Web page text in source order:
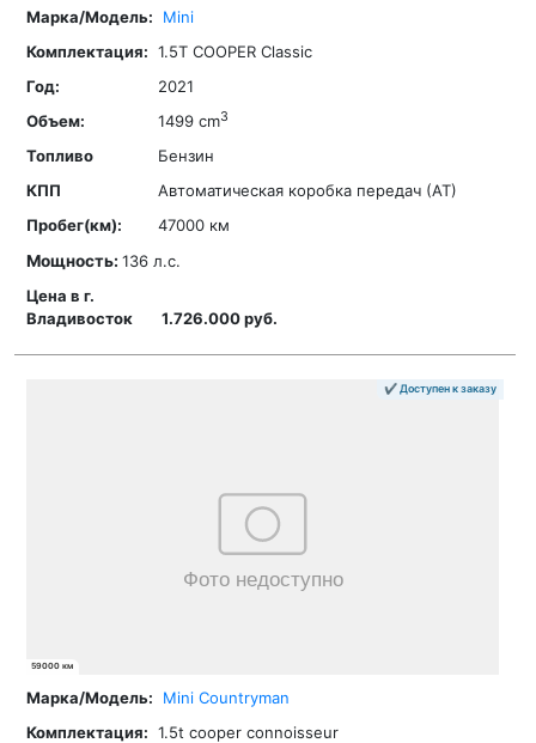
Mini
1.5T COOPER Classic
2021
1499 cm3
Бензин
Автоматическая коробка передач (АТ)
47000 км
Мощность:136 л.с.
1.726.000 руб.
✔ Доступен к заказу
59000 км
MiniCountryman
1.5t cooper connoisseur